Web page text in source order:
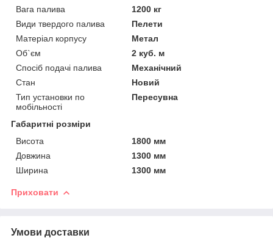
Вага палива
1200 кг
Види твердого палива
Пелети
Матеріал корпусу
Метал
Об`єм
2 куб. м
Спосіб подачі палива
Механічний
Стан
Новий
Тип установки по
мобільності
Пересувна
Габаритні розміри
Висота
1800 мм
Довжина
1300 мм
Ширина
1300 мм
Приховати
Умови доставки